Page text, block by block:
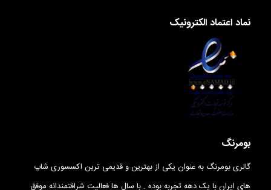
نماد اعتماد الکترونیک
بومرنگ
گالری بومرنگ به عنوان یکی از بهترین و قدیمی ترین اکسسوری شاپ
های ایران با یک دهه تجربه بوده . با سال ها فعالیت شرافتمندانه موفق